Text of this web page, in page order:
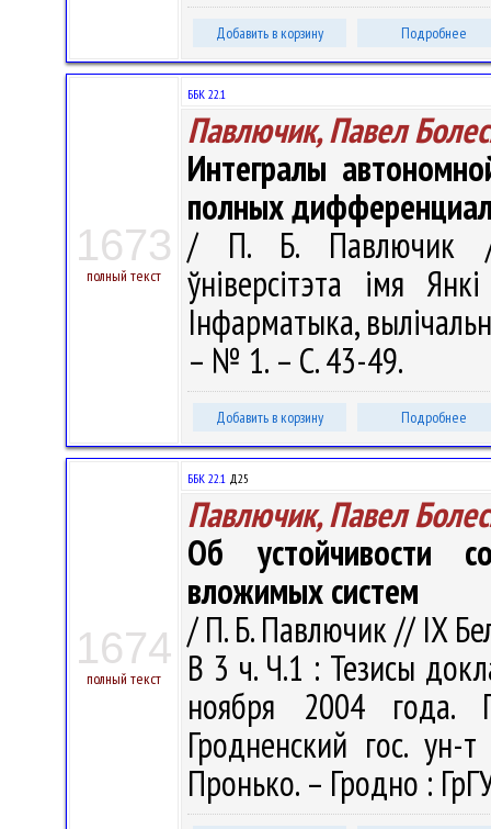
Добавить в корзину Подробнее
1673
полный текст
ББК 22.1
Павлючик, Павел
Интегралы
полных
/ П. Б. Павлючик //
ўніверсітэта імя
Інфарматыка,
– № 1. – С. 43-49.
Добавить в корзину Подробнее
1674
полный текст
ББК 22.1 Д25
Павлючик, Павел
Об устойчивости
вложимых систем
/ П. Б. Павлючик // IX
В 3 ч. Ч.1 : Тезисы
ноября 2004 года.
Гродненский гос.
Пронько. – Гродно :